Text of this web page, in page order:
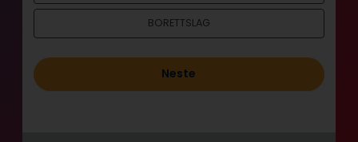
d
BORETTSLAG
Neste